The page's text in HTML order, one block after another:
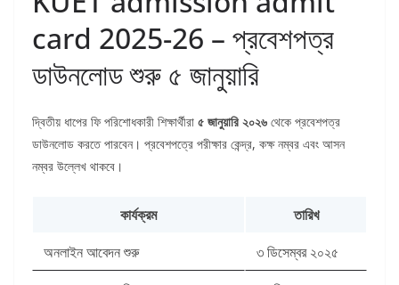
card 2025-26 – প্রবেশপত্র
ডাউনলোড শুরু ৫ জানুয়ারি
দ্বিতীয় ধাপের ফি পরিশোধকারী শিক্ষার্থীরা ৫ জানুয়ারি ২০২৬ থেকে প্রবেশপত্র
ডাউনলোড করতে পারবেন। প্রবেশপত্রে পরীক্ষার কেন্দ্র, কক্ষ নম্বর এবং আসন
নম্বর উল্লেখ থাকবে।
কার্যক্রম
তারিখ
অনলাইন আবেদন শুরু
৩ ডিসেম্বর ২০২৫